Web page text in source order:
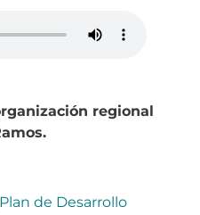
regional
Plan de Desarrollo